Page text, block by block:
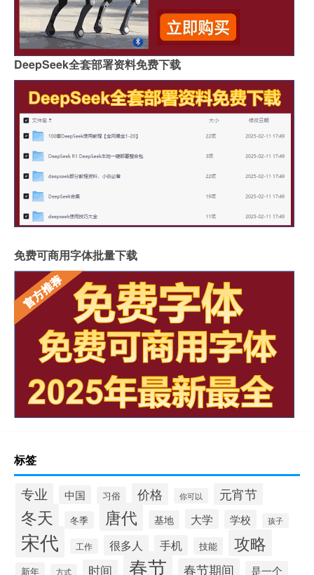
DeepSeek全套部署资料免费下载
免费可商用字体批量下载
标签
专业 中国 习俗 价格 你可以 元宵节
冬天 冬季 唐代 基地 大学 学校 孩子
宋代 工作 很多人 手机 技能 攻略
新年 方式 时间 春节 春节期间 是一个